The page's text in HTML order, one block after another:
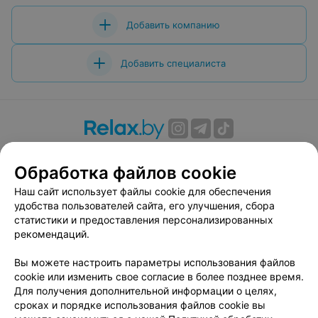
Добавить компанию
Добавить специалиста
Вакансии
Публичный договор
Способы оплаты
Публичный договор по использованию сервиса
«Афиша»
Пользовательское соглашение
Связаться по вопросам сотрудничества
Написать руководителю relax.by
Персональные настройки cookie
Обработка файлов cookie
Наш сайт использует файлы cookie для обеспечения
удобства пользователей сайта, его улучшения, сбора
статистики и предоставления персонализированных
рекомендаций.
Вы можете настроить параметры использования файлов
cookie или изменить свое согласие в более позднее время.
Для получения дополнительной информации о целях,
сроках и порядке использования файлов cookie вы